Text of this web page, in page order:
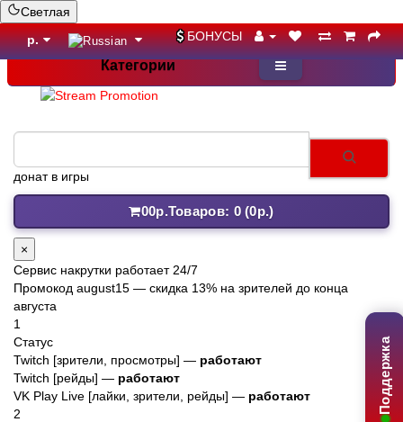
Светлая
Поддержка
р. БОНУСЫ
донат в игры
00р.Товаров: 0 (0р.)
×
Сервис накрутки работает 24/7
Промокод august15 — скидка 13% на зрителей до конца
августа
1
Статус
Twitch [зрители, просмотры] — работают
Twitch [рейды] — работают
VK Play Live [лайки, зрители, рейды] — работают
2
Категории